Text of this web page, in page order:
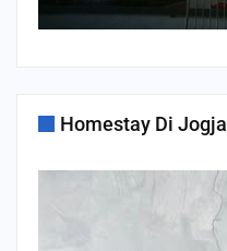
Homestay Di Jogja